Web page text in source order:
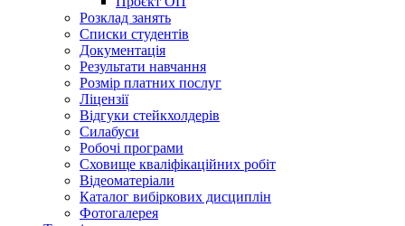
Розклад занять
Списки студентів
Документація
Результати навчання
Розмір платних послуг
Ліцензії
Відгуки стейкхолдерів
Силабуси
Робочі програми
Сховище кваліфікаційних робіт
Відеоматеріали
Каталог вибіркових дисциплін
Фотогалерея